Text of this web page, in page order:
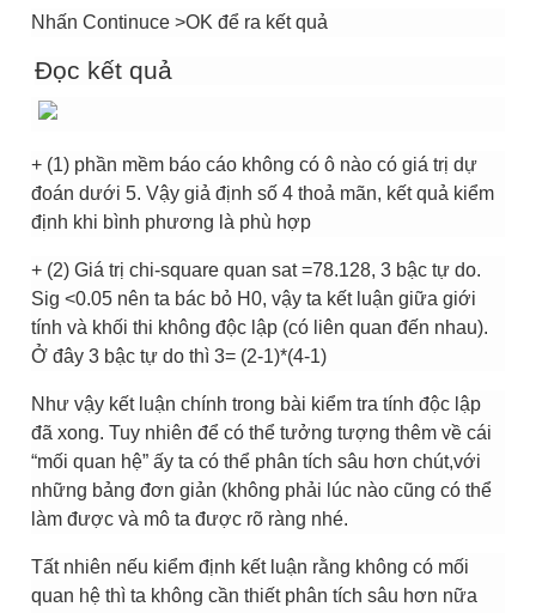
Nhấn Continuce >OK để ra kết quả
Đọc kết quả
+ (1) phần mềm báo cáo không có ô nào có giá trị dự
đoán dưới 5. Vậy giả định số 4 thoả mãn, kết quả kiểm
định khi bình phương là phù hợp
+ (2) Giá trị chi-square quan sat =78.128, 3 bậc tự do.
Sig <0.05 nên ta bác bỏ H0, vậy ta kết luận giữa giới
tính và khối thi không độc lập (có liên quan đến nhau).
Ở đây 3 bậc tự do thì 3= (2-1)*(4-1)
Như vậy kết luận chính trong bài kiểm tra tính độc lập
đã xong. Tuy nhiên để có thể tưởng tượng thêm về cái
“mối quan hệ” ấy ta có thể phân tích sâu hơn chút,với
những bảng đơn giản (không phải lúc nào cũng có thể
làm được và mô ta được rõ ràng nhé.
Tất nhiên nếu kiểm định kết luận rằng không có mối
quan hệ thì ta không cần thiết phân tích sâu hơn nữa